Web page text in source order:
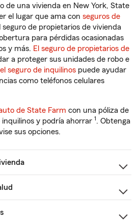
de una vivienda en New York, State
el lugar que ama con seguros de
seguro de propietarios de vivienda
para pérdidas ocasionadas
y más. El seguro de propietarios de
a proteger sus unidades de robo e
el seguro de inquilinos puede ayudar
como teléfonos celulares
de State Farm con una póliza de
y podría ahorrar 1. Obtenga
sus opciones.